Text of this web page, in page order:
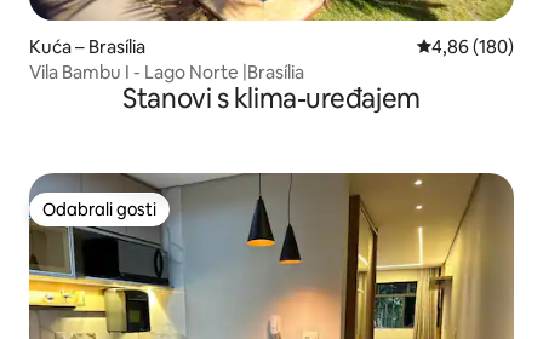
Kuća – Brasília Prosječna
4,86 (180)
Vila Bambu I - Lago Norte |Brasília
Stanovi s klima-uređajem
Odabrali gosti
Odabrali gosti